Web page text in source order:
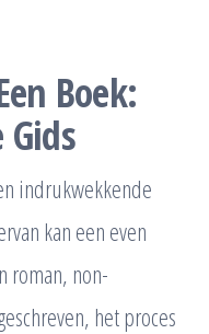
Boek:
indrukwekkende
kan een even
roman, non-
het proces